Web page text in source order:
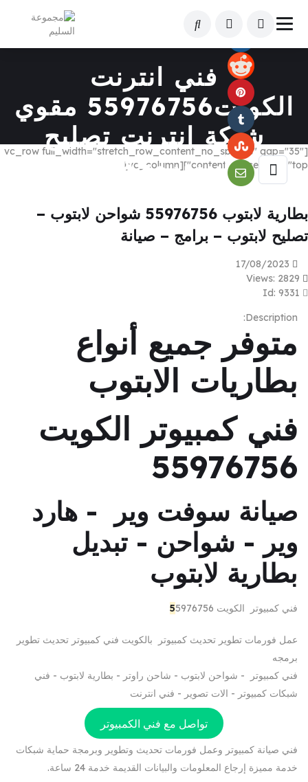
فني انترنت
الكويت55976756 مقوي
شبكة انترنت تصليح
فايبربرمجةراوتر
[vc_row full_width="stretch_row_content_no_spaces" gap="35"
content_placement="top"][vc_column]
بطارية لابتوب 55976756 شواحن لابتوب –
تصليح لابتوب – برامج – صيانة
Description:
متوفر جميع أنواع
بطاريات الابتوب
فني كمبيوتر الكويت
55976756
صيانة سوفت وير - هارد
وير - شواحن - تبديل
بطارية لابتوب
فني كمبيوتر الكويت 55976756
عمل فورمات تطوير تحديث كمبيوتر بالكويت فني كمبيوتر تحديث تطوير
برمجه
فني كمبيوتر - شواحن لابتوب - شاحن راوتر - بطارية لابتوب - فني
شبكات كمبيوتر - الات تصوير - فني انترنت
تواصل مع فني الكمبيوتر
فني صيانة كمبيوتر وعمل فورمات تحديث وتطوير وبرمجة حماية شبكات
خدمة مميزة إرجاع المعلومات والبيانات القديمة خدمة 24 ساعة.